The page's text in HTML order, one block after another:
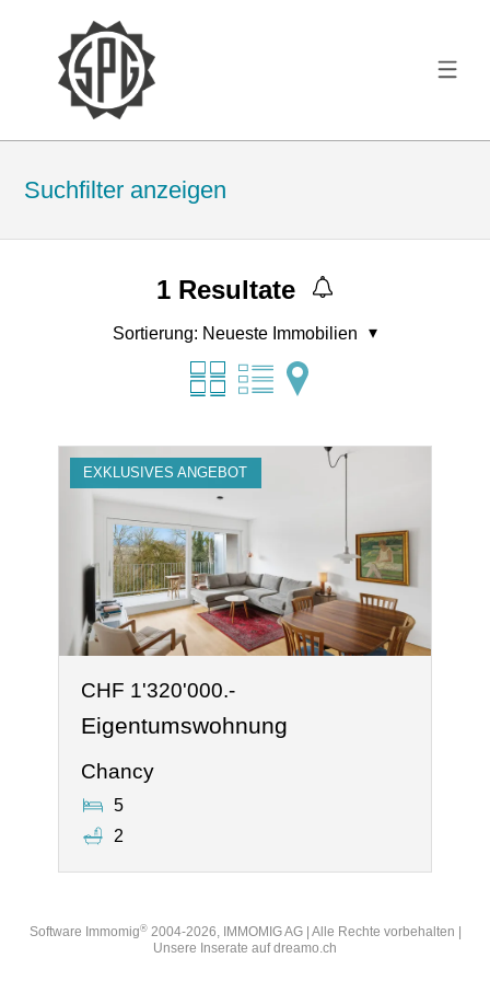
Suchfilter anzeigen
1Resultate
Sortierung: Neueste Immobilien
EXKLUSIVES ANGEBOT
CHF 1'320'000.-
Eigentumswohnung
Chancy
5
2
Software Immomig®2004-2026, IMMOMIG AG | Alle Rechte vorbehalten |
Unsere Inserate aufdreamo.ch